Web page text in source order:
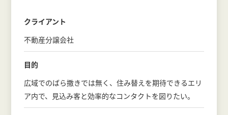
クライアント
不動産分譲会社
目的
広域でのばら撒きでは無く、住み替えを期待できるエリ
ア内で、見込み客と効率的なコンタクトを図りたい。